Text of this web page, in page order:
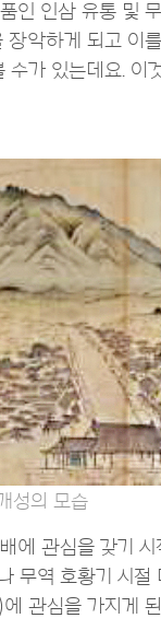
인 인삼 유통 및
악하게 되고 이
가 있는데요.
성의 모습
에 관심을 갖기
무역 호황기 시
관심을 가지게 된